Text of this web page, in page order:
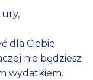
dla Ciebie
nie będziesz
wydatkiem.